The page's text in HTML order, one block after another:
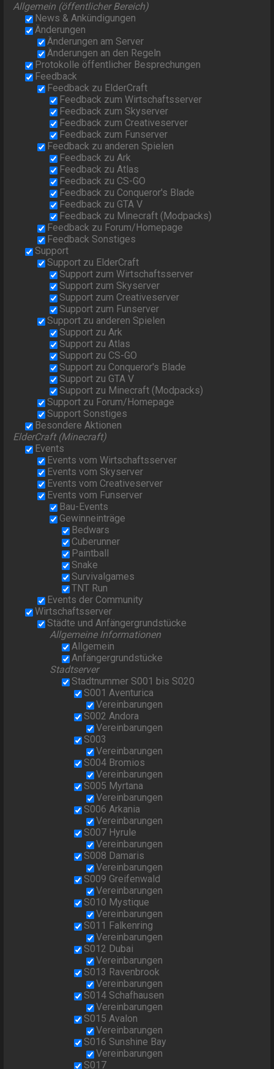
Allgemein (öffentlicher Bereich)
News & Ankündigungen
Änderungen
Änderungen am Server
Änderungen an den Regeln
Protokolle öffentlicher Besprechungen
Feedback
Feedback zu ElderCraft
Feedback zum Wirtschaftsserver
Feedback zum Skyserver
Feedback zum Creativeserver
Feedback zum Funserver
Feedback zu anderen Spielen
Feedback zu Ark
Feedback zu Atlas
Feedback zu CS-GO
Feedback zu Conqueror's Blade
Feedback zu GTA V
Feedback zu Minecraft (Modpacks)
Feedback zu Forum/Homepage
Feedback Sonstiges
Support
Support zu ElderCraft
Support zum Wirtschaftsserver
Support zum Skyserver
Support zum Creativeserver
Support zum Funserver
Support zu anderen Spielen
Support zu Ark
Support zu Atlas
Support zu CS-GO
Support zu Conqueror's Blade
Support zu GTA V
Support zu Minecraft (Modpacks)
Support zu Forum/Homepage
Support Sonstiges
Besondere Aktionen
ElderCraft (Minecraft)
Events
Events vom Wirtschaftsserver
Events vom Skyserver
Events vom Creativeserver
Events vom Funserver
Bau-Events
Gewinneinträge
Bedwars
Cuberunner
Paintball
Snake
Survivalgames
TNT Run
Events der Community
Wirtschaftsserver
Städte und Anfängergrundstücke
Allgemeine Informationen
Allgemein
Anfängergrundstücke
Stadtserver
Stadtnummer S001 bis S020
S001 Aventurica
Vereinbarungen
S002 Andora
Vereinbarungen
S003
Vereinbarungen
S004 Bromios
Vereinbarungen
S005 Myrtana
Vereinbarungen
S006 Arkania
Vereinbarungen
S007 Hyrule
Vereinbarungen
S008 Damaris
Vereinbarungen
S009 Greifenwald
Vereinbarungen
S010 Mystique
Vereinbarungen
S011 Falkenring
Vereinbarungen
S012 Dubai
Vereinbarungen
S013 Ravenbrook
Vereinbarungen
S014 Schafhausen
Vereinbarungen
S015 Avalon
Vereinbarungen
S016 Sunshine Bay
Vereinbarungen
S017